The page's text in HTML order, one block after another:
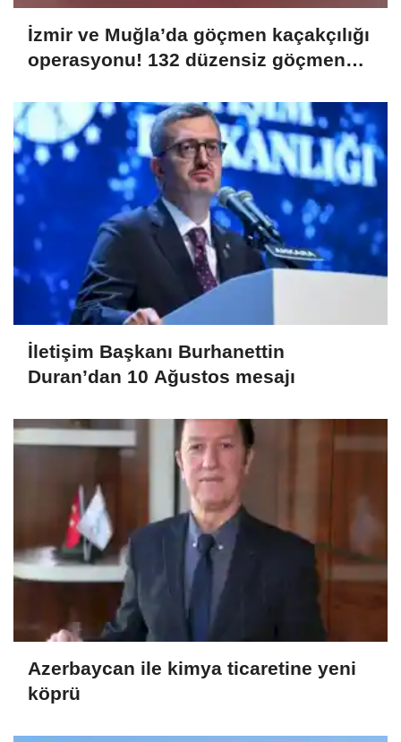
İzmir ve Muğla’da göçmen kaçakçılığı
operasyonu! 132 düzensiz göçmen
İletişim Başkanı Burhanettin
Duran’dan 10 Ağustos mesajı
Azerbaycan ile kimya ticaretine yeni
köprü